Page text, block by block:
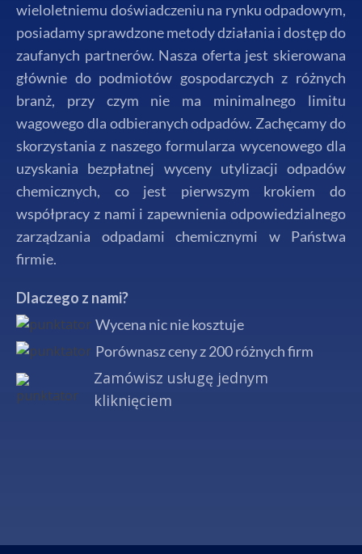
wieloletniemu doświadczeniu na rynku odpadowym,
posiadamy sprawdzone metody działania i dostęp do
zaufanych partnerów. Nasza oferta jest skierowana
głównie do podmiotów gospodarczych z różnych
branż, przy czym nie ma minimalnego limitu
wagowego dla odbieranych odpadów. Zachęcamy do
skorzystania z naszego formularza wycenowego dla
uzyskania bezpłatnej wyceny utylizacji odpadów
chemicznych, co jest pierwszym krokiem do
współpracy z nami i zapewnienia odpowiedzialnego
zarządzania odpadami chemicznymi w Państwa
firmie.
Dlaczego z nami?
Wycena nic nie kosztuje
Porównasz ceny z 200 różnych firm
Zamówisz usługę jednym
kliknięciem